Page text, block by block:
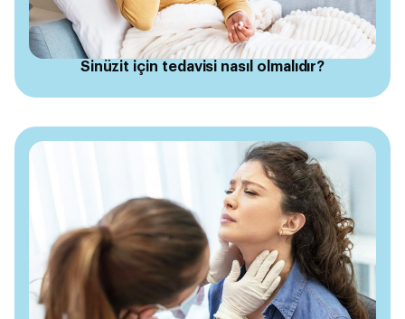
Sinüzit için tedavisi nasıl olmalıdır?